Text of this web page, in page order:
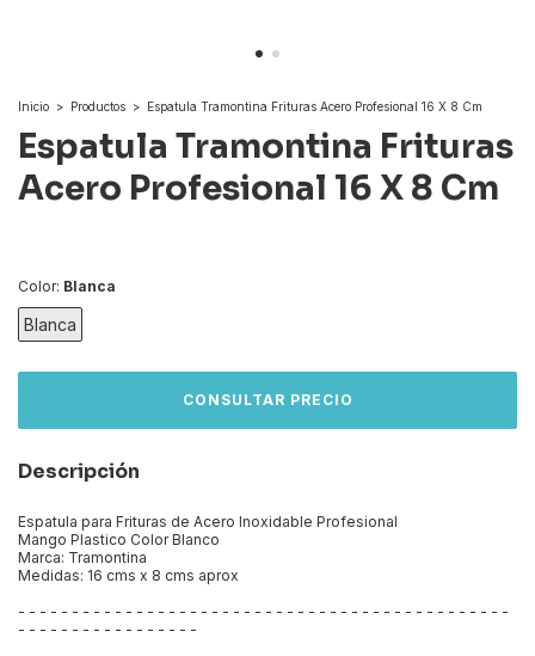
Inicio > Productos > Espatula Tramontina Frituras Acero Profesional 16 X 8 Cm
Espatula Tramontina Frituras
Acero Profesional 16 X 8 Cm
Color: Blanca
Blanca
Descripción
Espatula para Frituras de Acero Inoxidable Profesional
Mango Plastico Color Blanco
Marca: Tramontina
Medidas: 16 cms x 8 cms aprox
- - - - - - - - - - - - - - - - - - - - - - - - - - - - - - - - - - - - - - - - - - - - - -
- - - - - - - - - - - - - - - - -